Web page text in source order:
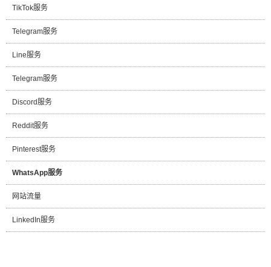
TikTok服务
Telegram服务
Line服务
Telegram服务
Discord服务
Reddit服务
Pinterest服务
WhatsApp服务
网站流量
LinkedIn服务